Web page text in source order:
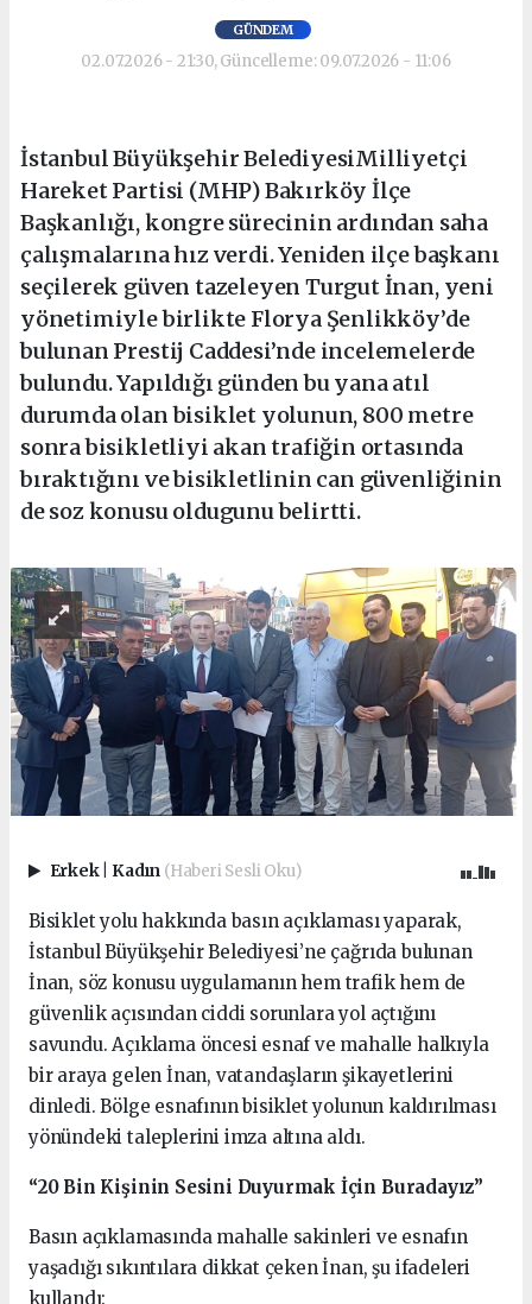
GÜNDEM
02.07.2026 - 21:30, Güncelleme: 09.07.2026 - 11:06
İstanbul Büyükşehir BelediyesiMilliyetçi
Hareket Partisi (MHP) Bakırköy İlçe
Başkanlığı, kongre sürecinin ardından saha
çalışmalarına hız verdi. Yeniden ilçe başkanı
seçilerek güven tazeleyen Turgut İnan, yeni
yönetimiyle birlikte Florya Şenlikköy’de
bulunan Prestij Caddesi’nde incelemelerde
bulundu. Yapıldığı günden bu yana atıl
durumda olan bisiklet yolunun, 800 metre
sonra bisikletliyi akan trafiğin ortasında
bıraktığını ve bisikletlinin can güvenliğinin
de soz konusu oldugunu belirtti.
Erkek Kadın (Haberi Sesli Oku)
Bisiklet yolu hakkında basın açıklaması yaparak,
İstanbul Büyükşehir Belediyesi’ne çağrıda bulunan
İnan, söz konusu uygulamanın hem trafik hem de
güvenlik açısından ciddi sorunlara yol açtığını
savundu. Açıklama öncesi esnaf ve mahalle halkıyla
bir araya gelen İnan, vatandaşların şikayetlerini
dinledi. Bölge esnafının bisiklet yolunun kaldırılması
yönündeki taleplerini imza altına aldı.
“20 Bin Kişinin Sesini Duyurmak İçin Buradayız”
Basın açıklamasında mahalle sakinleri ve esnafın
yaşadığı sıkıntılara dikkat çeken İnan, şu ifadeleri
kullandı: